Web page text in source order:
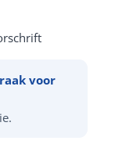
voor